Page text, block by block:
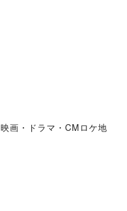
映画・ドラマ・CMロケ地